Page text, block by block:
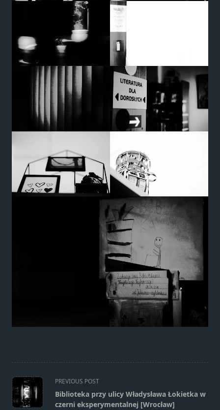
<span
class="nav-
subtitle
PREVIOUS POST
Biblioteka przy ulicy Władysława Łokietka w
czerni eksperymentalnej [Wrocław]